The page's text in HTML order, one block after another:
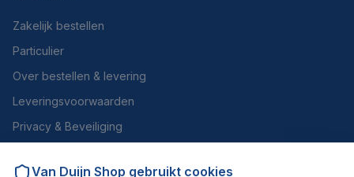
Zakelijk bestellen
Particulier
Over bestellen & levering
Leveringsvoorwaarden
Privacy & Beveiliging
Van Duijn Shop gebruikt cookies